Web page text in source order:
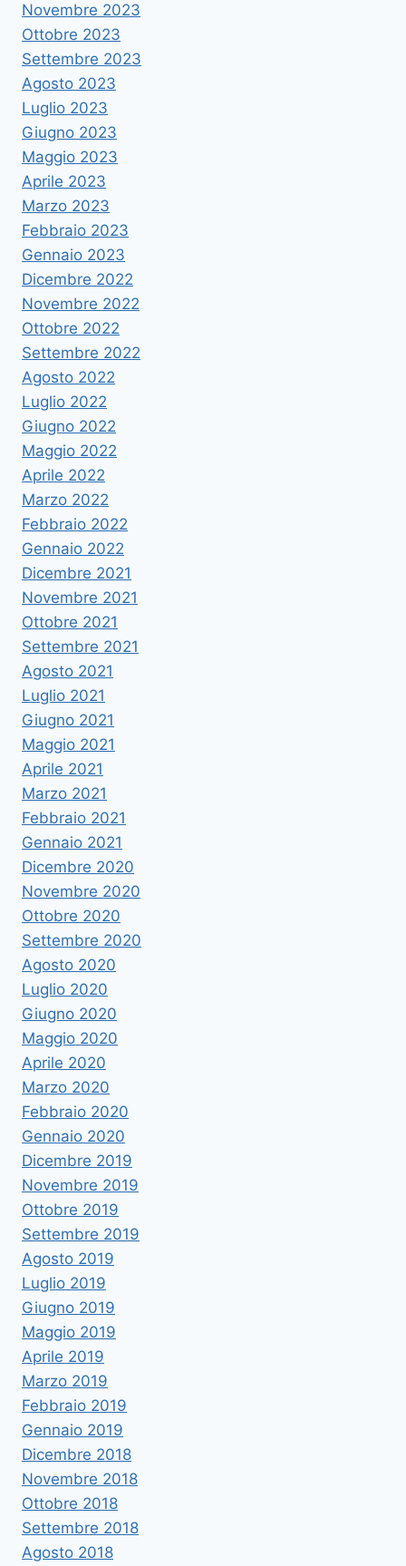
Novembre 2023
Ottobre 2023
Settembre 2023
Agosto 2023
Luglio 2023
Giugno 2023
Maggio 2023
Aprile 2023
Marzo 2023
Febbraio 2023
Gennaio 2023
Dicembre 2022
Novembre 2022
Ottobre 2022
Settembre 2022
Agosto 2022
Luglio 2022
Giugno 2022
Maggio 2022
Aprile 2022
Marzo 2022
Febbraio 2022
Gennaio 2022
Dicembre 2021
Novembre 2021
Ottobre 2021
Settembre 2021
Agosto 2021
Luglio 2021
Giugno 2021
Maggio 2021
Aprile 2021
Marzo 2021
Febbraio 2021
Gennaio 2021
Dicembre 2020
Novembre 2020
Ottobre 2020
Settembre 2020
Agosto 2020
Luglio 2020
Giugno 2020
Maggio 2020
Aprile 2020
Marzo 2020
Febbraio 2020
Gennaio 2020
Dicembre 2019
Novembre 2019
Ottobre 2019
Settembre 2019
Agosto 2019
Luglio 2019
Giugno 2019
Maggio 2019
Aprile 2019
Marzo 2019
Febbraio 2019
Gennaio 2019
Dicembre 2018
Novembre 2018
Ottobre 2018
Settembre 2018
Agosto 2018